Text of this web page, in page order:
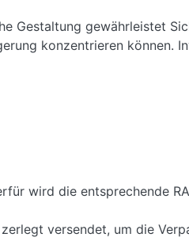
Gestaltung gewährleistet
konzentrieren können.
wird die entsprechende
versendet, um die